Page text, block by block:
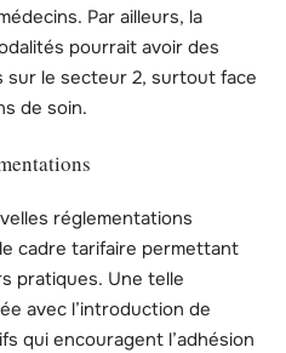
Par ailleurs, la
pourrait avoir des
sur le secteur 2, surtout face
de soin.
réglementations
cadre tarifaire permettant
pratiques. Une telle
avec l’introduction de
qui encouragent l’adhésion